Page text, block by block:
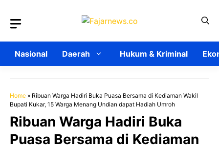
Nasional Daerah Hukum & Kriminal
Home » Ribuan Warga Hadiri Buka Puasa Bersama di Kediaman Wakil
Bupati Kukar, 15 Warga Menang Undian dapat Hadiah Umroh
Ribuan Warga Hadiri Buka
Puasa Bersama di Kediaman